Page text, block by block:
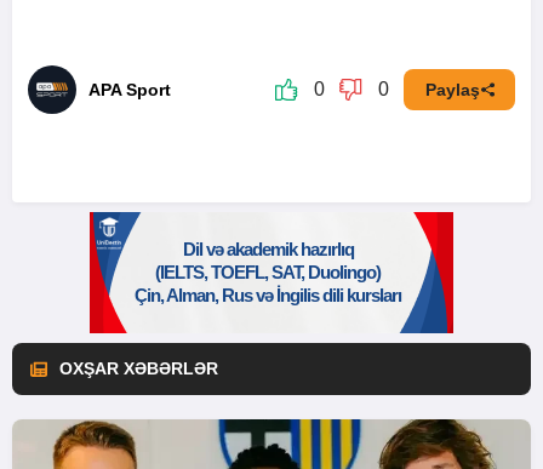
APA Sport 0 0 Paylaş
OXŞAR XƏBƏRLƏR